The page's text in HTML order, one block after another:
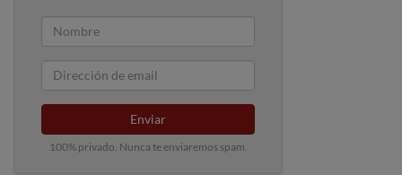
Enviar
100% privado. Nunca te enviaremos spam.